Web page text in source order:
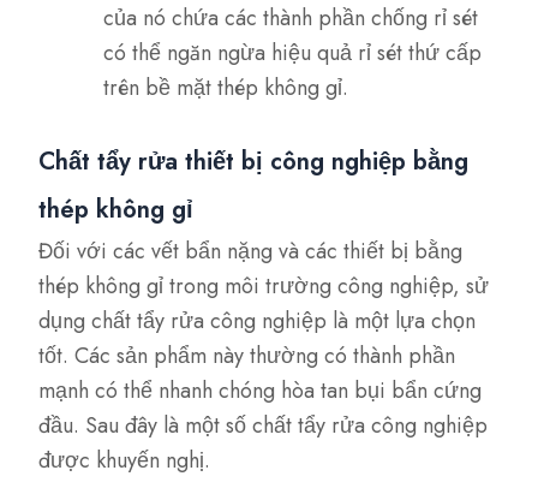
của nó chứa các thành phần chống rỉ sét
có thể ngăn ngừa hiệu quả rỉ sét thứ cấp
trên bề mặt thép không gỉ.
Chất tẩy rửa thiết bị công nghiệp bằng
thép không gỉ
Đối với các vết bẩn nặng và các thiết bị bằng
thép không gỉ trong môi trường công nghiệp, sử
dụng chất tẩy rửa công nghiệp là một lựa chọn
tốt. Các sản phẩm này thường có thành phần
mạnh có thể nhanh chóng hòa tan bụi bẩn cứng
đầu. Sau đây là một số chất tẩy rửa công nghiệp
được khuyến nghị.